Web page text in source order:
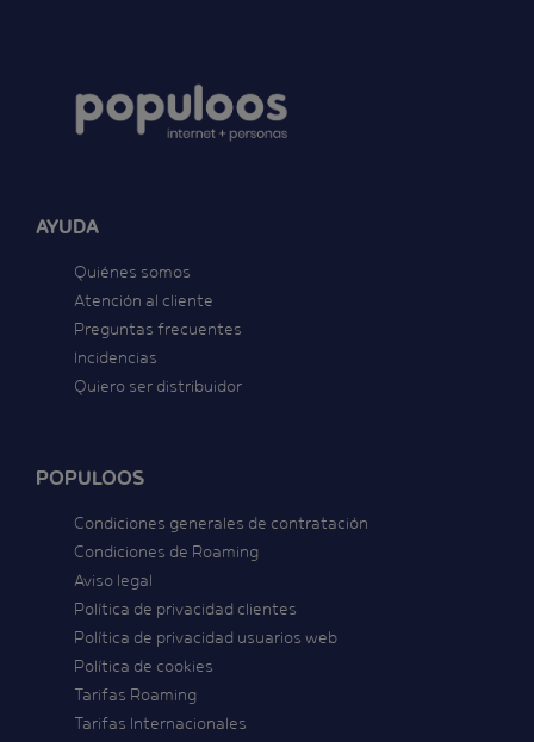
AYUDA
Quiénes somos
Atención al cliente
Preguntas frecuentes
Incidencias
Quiero ser distribuidor
POPULOOS
Condiciones generales de contratación
Condiciones de Roaming
Aviso legal
Política de privacidad clientes
Política de privacidad usuarios web
Política de cookies
Tarifas Roaming
Tarifas Internacionales